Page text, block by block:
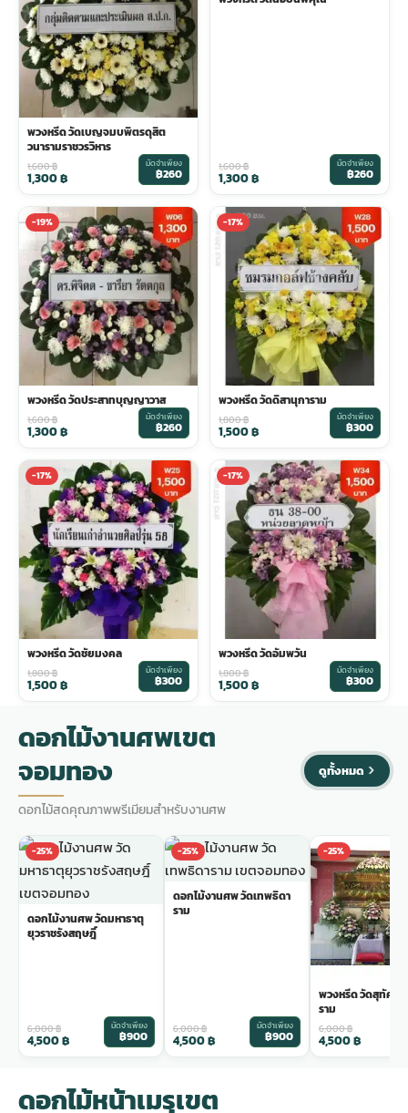
พวงหรีด วัดเบญจมบพิตรดุสิต
วนารามราชวรวิหาร
1,600฿
1,300฿
มัดจำเพียง
฿260 1,600฿
1,300฿
มัดจำเพียง
฿260
-19%
พวงหรีด วัดประสาทบุญญาวาส
1,600฿
1,300฿
มัดจำเพียง
฿260
-17%
พวงหรีด วัดดิสานุการาม
1,800฿
1,500฿
มัดจำเพียง
฿300
-17%
พวงหรีด วัดชัยมงคล
1,800฿
1,500฿
มัดจำเพียง
฿300
-17%
พวงหรีด วัดอัมพวัน
1,800฿
1,500฿
มัดจำเพียง
฿300
ดอกไม้งานศพเขต
จอมทอง
ดอกไม้สดคุณภาพพรีเมียมสำหรับงานศพ
ดูทั้งหมด
-25%
ดอกไม้งานศพ วัดมหาธาตุ
ยุวราชรังสฤษฎิ์
6,000฿
4,500฿
มัดจำเพียง
฿900
-25%
ดอกไม้งานศพ วัดเทพธิดา
ราม
6,000฿
4,500฿
มัดจำเพียง
฿900
-25%
พวงหรีด วัดสุทัศนเ
ราม
6,000฿
4,500฿
ดอกไม้หน้าเมรุเขต